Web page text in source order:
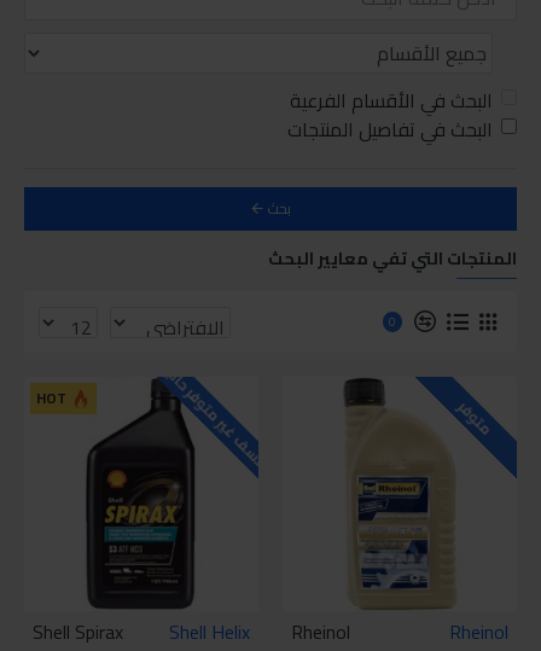
البحث في الأقسام الفرعية
البحث في تفاصيل المنتجات
بحث
المنتجات التي تفي معايير البحث
0
متوفر
Rheinol
Rheinol
HOT للاسف غير متوفر حاليا
Shell Helix
Shell Spirax